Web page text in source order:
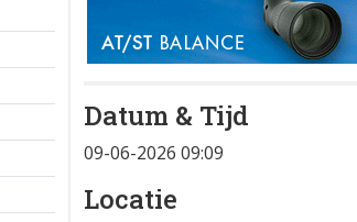
Datum & Tijd
09-06-2026 09:09
Locatie